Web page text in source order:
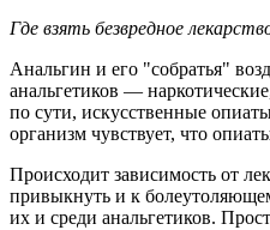
Где взять безвредное
Анальгин и его "собратья"
анальгетиков —
по сути, искусственные
организм чувствует, что
Происходит зависимость от
привыкнуть и к
их и среди анальгетиков.